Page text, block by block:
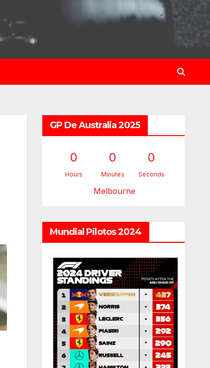
GP De Australia 2025
0
Hours
0
Minutes
0
Seconds
Melbourne
Mundial Pilotos 2024